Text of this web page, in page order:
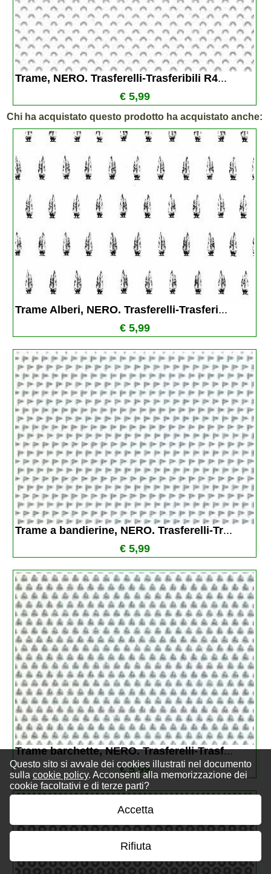
Questo sito si avvale dei cookies illustrati nel documento
sulla cookie policy. Acconsenti alla memorizzazione dei
cookie facoltativi e di terze parti?
Accetta
Rifiuta
Trame, NERO. Trasferelli-Trasferibili R4...
€ 5,99
Chi ha acquistato questo prodotto ha acquistato anche:
Trame Alberi, NERO. Trasferelli-Trasferi...
€ 5,99
Trame a bandierine, NERO. Trasferelli-Tr...
€ 5,99
Trame barchette, NERO. Trasferelli-Trasf...
€ 5,99